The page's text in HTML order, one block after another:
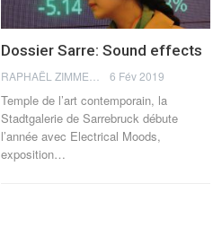
Dossier Sarre: Sound effects
6 Fév 2019
Temple de l’art contemporain, la
Stadtgalerie de Sarrebruck débute
l’année avec Electrical Moods,
exposition…